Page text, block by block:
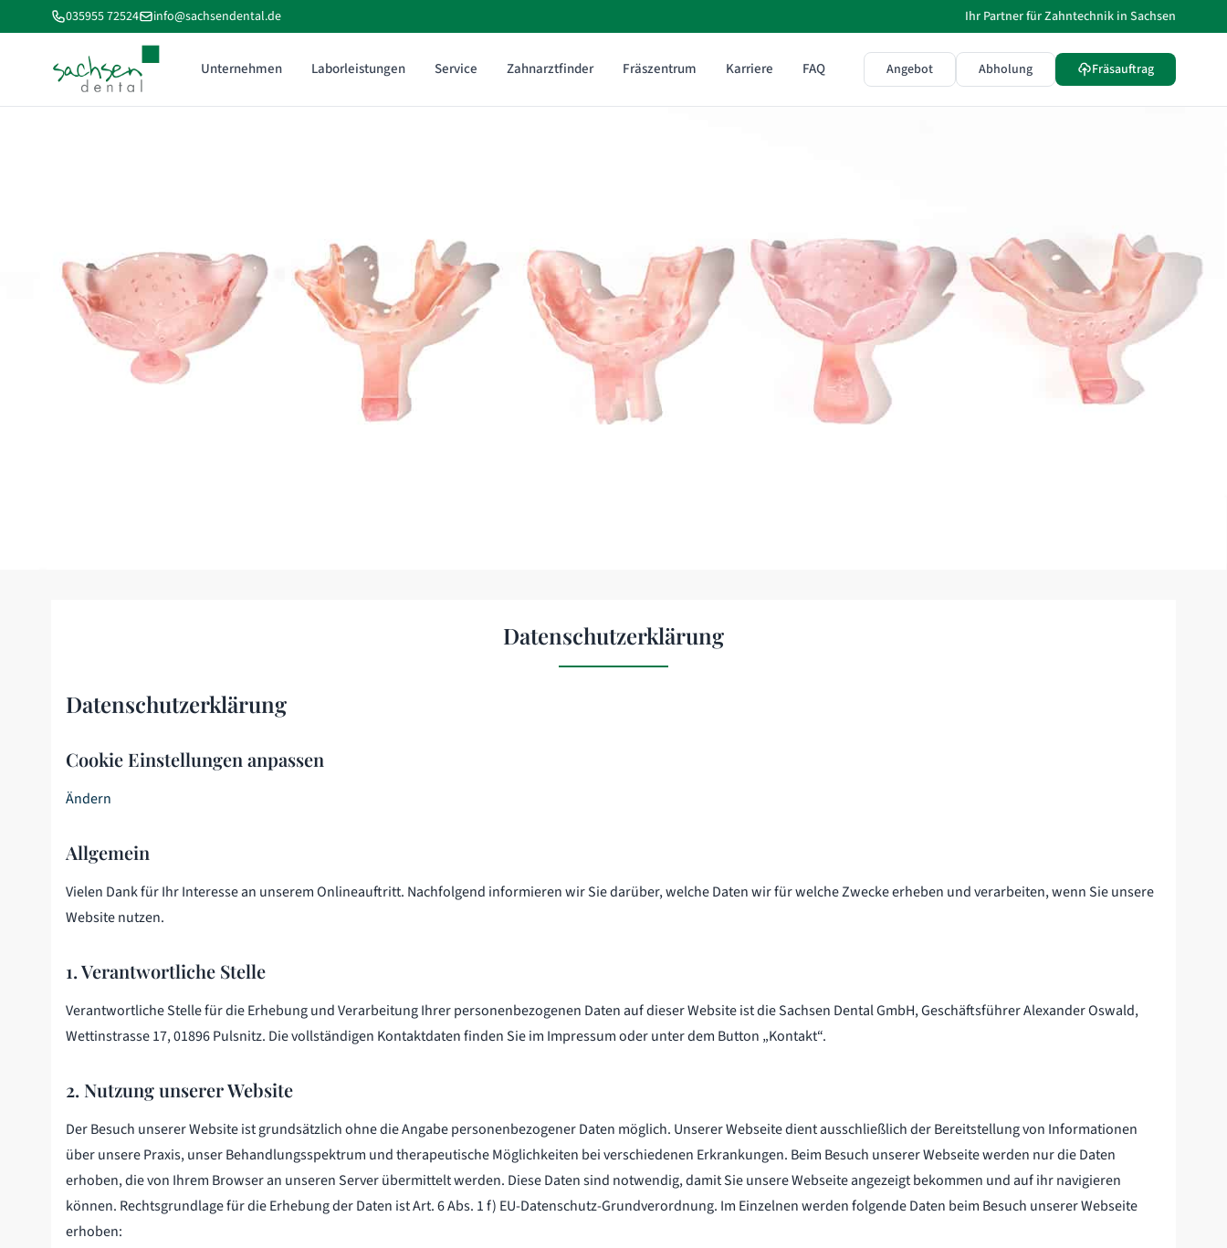
035955 72524 info@sachsendental.de Ihr Partner für Zahntechnik in Sachsen
Unternehmen Laborleistungen Service Zahnarztfinder Fräszentrum Karriere FAQ Angebot Abholung Fräsauftrag
Datenschutzerklärung
Datenschutzerklärung
Cookie Einstellungen anpassen
Ändern
Allgemein
Vielen Dank für Ihr Interesse an unserem Onlineauftritt. Nachfolgend informieren wir Sie darüber, welche Daten wir für welche Zwecke erheben und verarbeiten, wenn Sie unsere
Website nutzen.
1. Verantwortliche Stelle
Verantwortliche Stelle für die Erhebung und Verarbeitung Ihrer personenbezogenen Daten auf dieser Website ist die Sachsen Dental GmbH, Geschäftsführer Alexander Oswald,
Wettinstrasse 17, 01896 Pulsnitz. Die vollständigen Kontaktdaten finden Sie im Impressum oder unter dem Button „Kontakt“.
2. Nutzung unserer Website
Der Besuch unserer Website ist grundsätzlich ohne die Angabe personenbezogener Daten möglich. Unserer Webseite dient ausschließlich der Bereitstellung von Informationen
über unsere Praxis, unser Behandlungsspektrum und therapeutische Möglichkeiten bei verschiedenen Erkrankungen. Beim Besuch unserer Webseite werden nur die Daten
erhoben, die von Ihrem Browser an unseren Server übermittelt werden. Diese Daten sind notwendig, damit Sie unsere Webseite angezeigt bekommen und auf ihr navigieren
können. Rechtsgrundlage für die Erhebung der Daten ist Art. 6 Abs. 1 f) EU-Datenschutz-Grundverordnung. Im Einzelnen werden folgende Daten beim Besuch unserer Webseite
erhoben: